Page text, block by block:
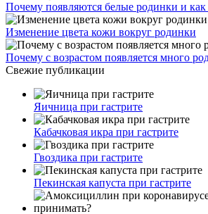
Почему появляются белые родинки и
Изменение цвета кожи вокруг родинки
Почему с возрастом появляется много
Свежие публикации
Яичница при гастрите
Кабачковая икра при гастрите
Гвоздика при гастрите
Пекинская капуста при гастрите